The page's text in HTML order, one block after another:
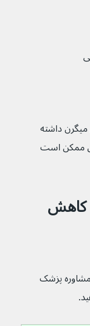
داشته
ممکن است
برای کاهش
با کمک و مشاوره پزشک